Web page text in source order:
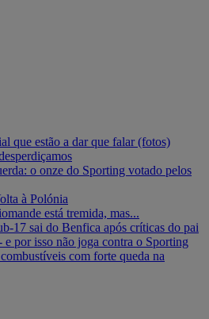
que estão a dar que falar (fotos)
o onze do Sporting votado pelos
à Polónia
está tremida, mas...
17 sai do Benfica após críticas do pai
por isso não joga contra o Sporting
com forte queda na